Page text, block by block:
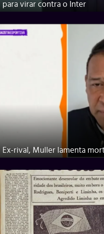
para virar contra o Inter
Ex-rival, Muller lamenta